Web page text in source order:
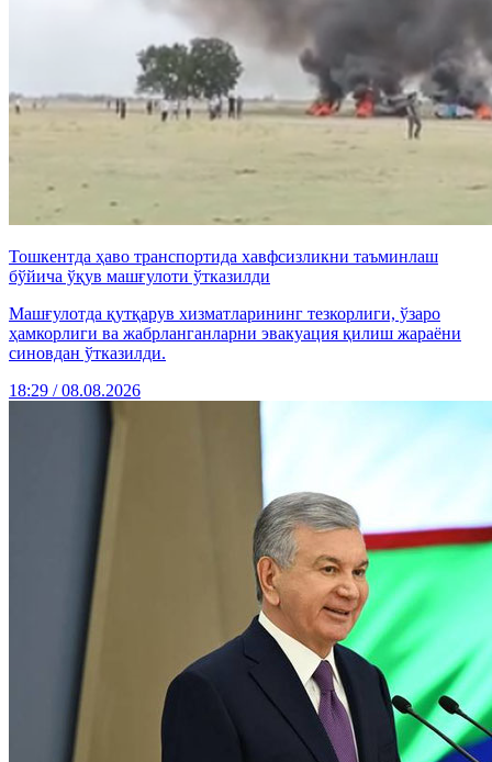
Тошкентда ҳаво транспортида хавфсизликни таъминлаш
бўйича ўқув машғулоти ўтказилди
Машғулотда қутқарув хизматларининг тезкорлиги, ўзаро
ҳамкорлиги ва жабрланганларни эвакуация қилиш жараёни
синовдан ўтказилди.
18:29 / 08.08.2026